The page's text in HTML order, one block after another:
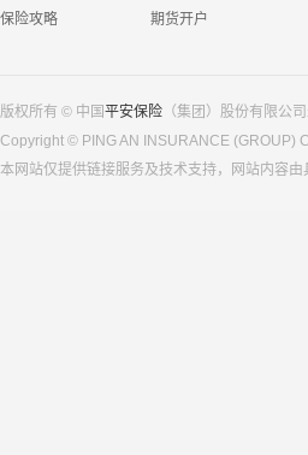
保险攻略
期货开户
版权所有 © 中国平安保险 （集团）股份有限公
Copyright © PING AN INSURANCE (GROUP)
本网站仅提供链接服务及技术支持，网站内容由